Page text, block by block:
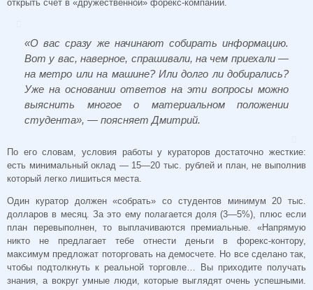
открыть счет в «дружественной» форекс-компании.
«О вас сразу же начинают собирать информацию.
Вот у вас, наверное, спрашивали, на чем приехали —
на метро или на машине? Или долго ли добирались?
Уже на основании ответов на эти вопросы можно
выяснить многое о материальном положении
студента», — поясняет Дмитрий.
По его словам, условия работы у кураторов достаточно жесткие:
есть минимальный оклад — 15—20 тыс. рублей и план, не выполнив
который легко лишиться места.
Один куратор должен «собрать» со студентов минимум 20 тыс.
долларов в месяц. За это ему полагается доля (3—5%), плюс если
план перевыполнен, то выплачиваются премиальные. «Напрямую
никто не предлагает тебе отнести деньги в форекс-контору,
максимум предложат поторговать на демосчете. Но все сделано так,
чтобы подтолкнуть к реальной торговле… Вы приходите получать
знания, а вокруг умные люди, которые выглядят очень успешными.